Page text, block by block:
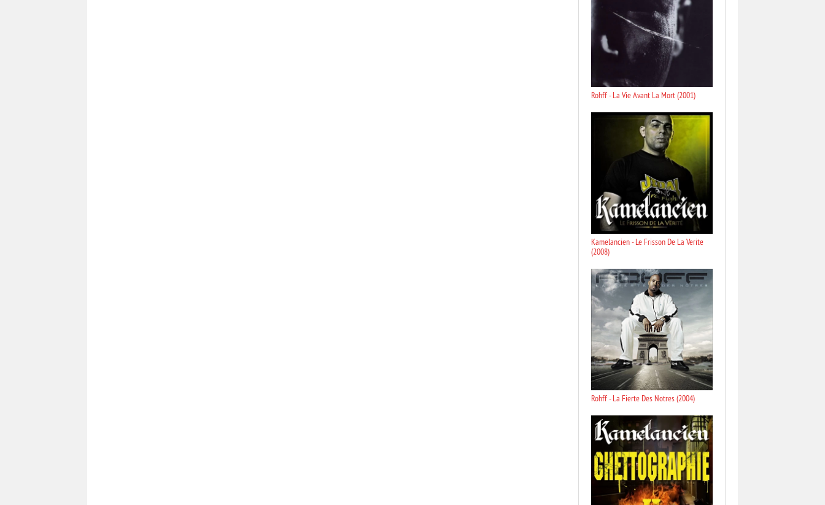
Rohff - La Vie Avant La Mort (2001)
Kamelancien - Le Frisson De La Verite
(2008)
Rohff - La Fierte Des Notres (2004)